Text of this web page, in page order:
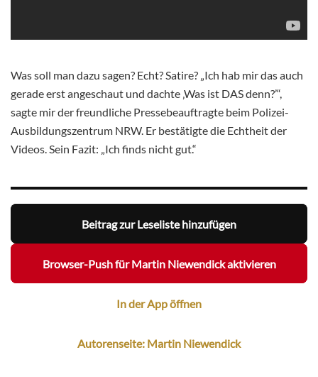
Was soll man dazu sagen? Echt? Satire? „Ich hab mir das auch
gerade erst angeschaut und dachte ‚Was ist DAS denn?’“,
sagte mir der freundliche Pressebeauftragte beim Polizei-
Ausbildungszentrum NRW. Er bestätigte die Echtheit der
Videos. Sein Fazit: „Ich finds nicht gut.“
Beitrag zur Leseliste hinzufügen
Browser-Push für Martin Niewendick aktivieren
In der App öffnen
Autorenseite: Martin Niewendick